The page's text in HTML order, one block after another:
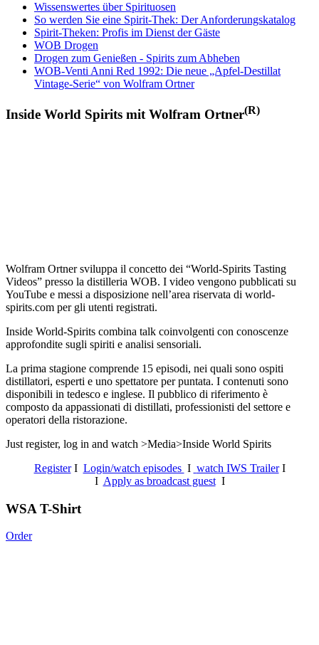
Wissenswertes über Spirituosen
So werden Sie eine Spirit-Thek: Der Anforderungskatalog
Spirit-Theken: Profis im Dienst der Gäste
WOB Drogen
Drogen zum Genießen - Spirits zum Abheben
WOB-Venti Anni Red 1992: Die neue „Apfel-Destillat
Vintage-Serie“ von Wolfram Ortner
Inside World Spirits mit Wolfram Ortner(R)
Wolfram Ortner sviluppa il concetto dei “World-Spirits Tasting
Videos” presso la distilleria WOB. I video vengono pubblicati su
YouTube e messi a disposizione nell’area riservata di world-
spirits.com per gli utenti registrati.
Inside World-Spirits combina talk coinvolgenti con conoscenze
approfondite sugli spiriti e analisi sensoriali.
La prima stagione comprende 15 episodi, nei quali sono ospiti
distillatori, esperti e uno spettatore per puntata. I contenuti sono
disponibili in tedesco e inglese. Il pubblico di riferimento è
composto da appassionati di distillati, professionisti del settore e
operatori della ristorazione.
Just register, log in and watch >Media>Inside World Spirits
RegisterI Login/watch episodes I watch IWS TrailerI
I Apply as broadcast guestI
WSA T-Shirt
Order